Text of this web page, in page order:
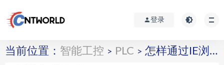
登录
当前位置： 智能工控 > PLC > 怎样通过IE浏览器监控PLC